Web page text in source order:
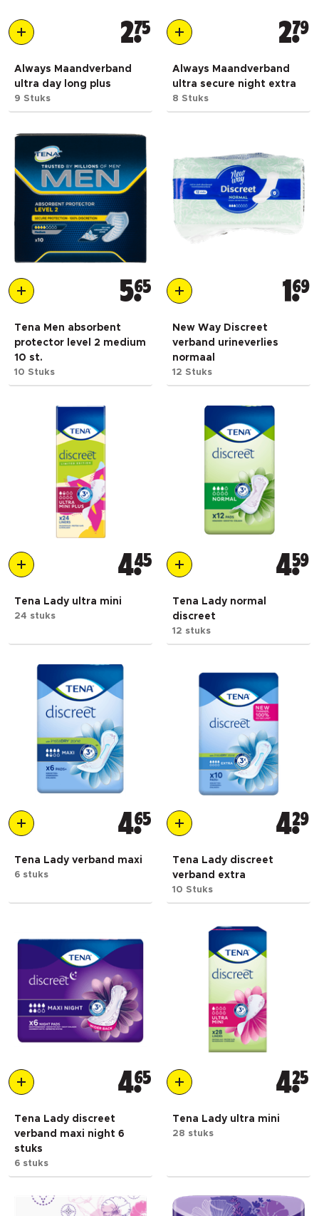
275
Always Maandverband
ultra day long plus
9 Stuks
279
Always Maandverband
ultra secure night extra
8 Stuks
565
Tena Men absorbent
protector level 2 medium
10 st.
10 Stuks
1 69
New Way Discreet
verband urineverlies
normaal
12 Stuks
445
Tena Lady ultra mini
24 stuks
459
Tena Lady normal
discreet
12 stuks
465
Tena Lady verband maxi
6 stuks
429
Tena Lady discreet
verband extra
10 Stuks
465
Tena Lady discreet
verband maxi night 6
stuks
6 stuks
425
Tena Lady ultra mini
28 stuks